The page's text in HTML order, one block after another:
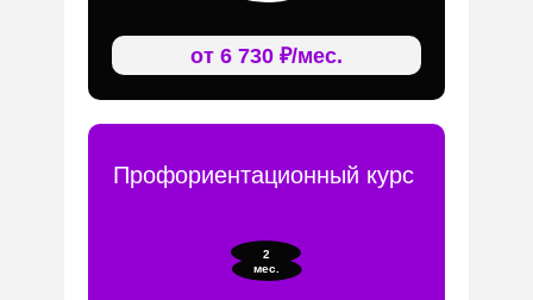
от 6 730 ₽/мес.
2
мес.
Профориентационный курс